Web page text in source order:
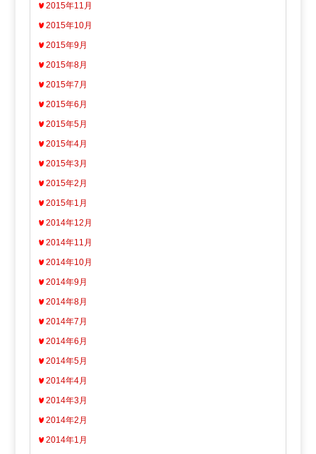
2015年11月
2015年10月
2015年9月
2015年8月
2015年7月
2015年6月
2015年5月
2015年4月
2015年3月
2015年2月
2015年1月
2014年12月
2014年11月
2014年10月
2014年9月
2014年8月
2014年7月
2014年6月
2014年5月
2014年4月
2014年3月
2014年2月
2014年1月